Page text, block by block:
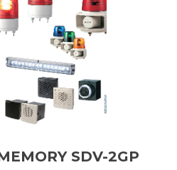
SDV-2GP